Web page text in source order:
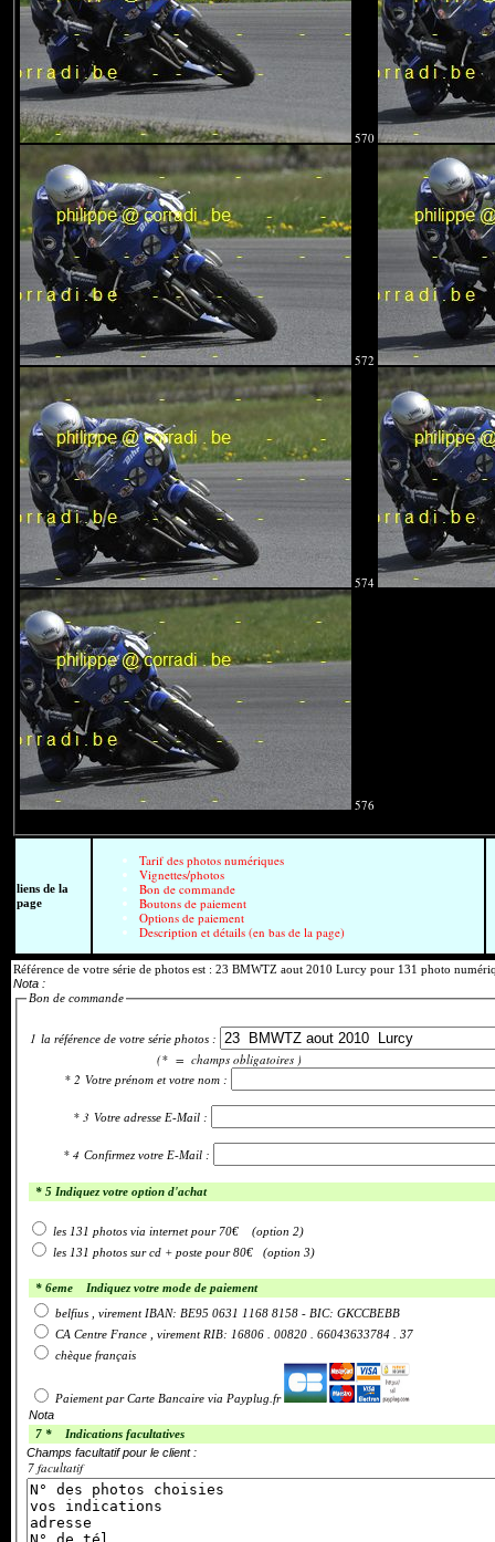
570
572
574
576
liens de la
page
Tarif des photos numériques
Vignettes/photos
Bon de commande
Boutons de paiement
Options de paiement
Description et détails (en bas de la page)
Référence de votre série de photos est : 23 BMWTZ aout 2010 Lurcy pour 131 photo
Nota :
Bon de commande
1 la référence de votre série photos :
(* = champs obligatoires )
* 2 Votre prénom et votre nom :
* 3 Votre adresse E-Mail :
* 4 Confirmez votre E-Mail :
* 5 Indiquez votre option d'achat
les 131 photos via internet pour 70€
(option 2)
les 131 photos sur cd + poste pour 80€ (option 3)
* 6eme Indiquez votre mode de paiement
belfius , virement IBAN: BE95 0631 1168 8158 - BIC: GKCCBEBB
CA Centre France , virement RIB: 16806 . 00820 . 66043633784 . 37
chèque français
Paiement par Carte Bancaire via Payplug.fr
Nota
7 * Indications facultatives
Champs facultatif pour le client :
7 facultatif